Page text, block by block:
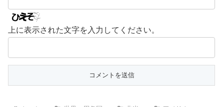
上に表示された文字を入力してください。